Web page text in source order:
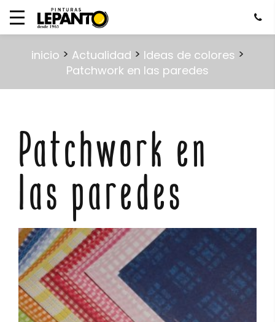
inicio > Actualidad > Ideas de colores >
Patchwork en las paredes
Patchwork en
las paredes